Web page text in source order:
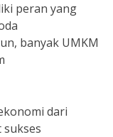
peran yang
banyak UMKM
dari
sukses